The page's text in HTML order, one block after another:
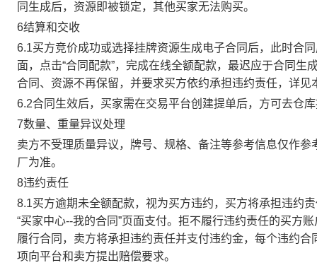
同生成后，资源即被锁定，其他买家无法购买。
6结算和交收
6.1买方竞价成功或选择挂牌资源生成电子合同后，此时合
面，点击“合同配款”，完成在线全额配款，最迟应于合同
合同、资源不再保留，并要求买方依约承担违约责任，详见
6.2合同生效后，买家需在交易平台创建提单后，方可去仓
7数量、重量异议处理
卖方不受理质量异议，牌号、规格、备注等参考信息仅作
厂为准。
8违约责任
8.1买方逾期未全额配款，视为买方违约，买方将承担违约
“买家中心--我的合同”页面支付。拒不履行违约责任的买方
履行合同，卖方将承担违约责任并支付违约金，每个违约
项向平台和卖方提出赔偿要求。